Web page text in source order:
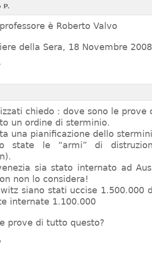
P.
è Roberto Valvo
della Sera, 18 Novembre
chiedo : dove sono le prove
un ordine di sterminio.
una pianificazione dello
state le “armi” di
sia stato internato ad
non lo considera!
siano stati uccise 1.500.000
internate 1.100.000
prove di tutto questo?